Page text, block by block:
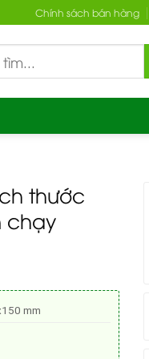
Chính sách bán hàng
thước
chạy
mm